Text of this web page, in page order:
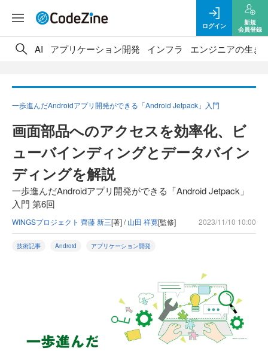
ログイン
新規
会員登録
AI アプリケーション開発 インフラ エンジニアの生き
一歩進んだAndroidアプリ開発ができる「Android Jetpack」入門
画面部品へのアクセスを効率化、ビ
ューバインディングとデータバイン
ディングを解説
一歩進んだAndroidアプリ開発ができる「Android Jetpack」
入門 第6回
WINGSプロジェクト 齊藤 新三[著] /山田 祥寛[監修] 2023/11/10 10:00
技術記事 Android アプリケーション開発